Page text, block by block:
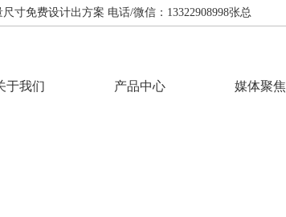
寸免费设计出方案 电话/微信：13322908998张总
于我们 产品中心 媒体聚焦